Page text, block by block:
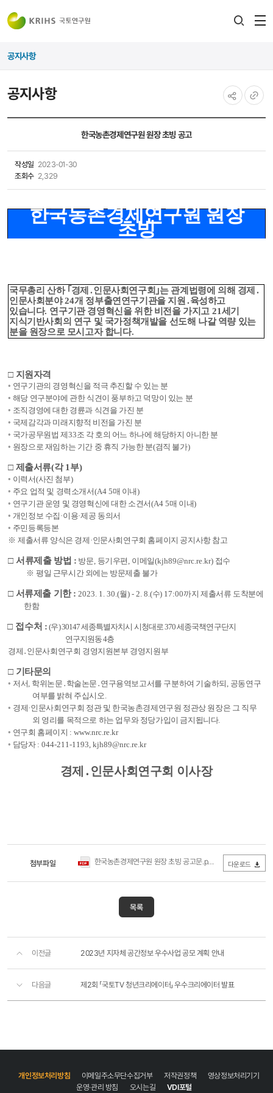
공지사항
공지사항
한국농촌경제연구원 원장 초빙 공고
작성일 2023-01-30
조회수 2,329
한국농촌경제연구원 원장
초빙
국무총리 산하 ｢ 경제 ․인문사회연구회 ｣는 관계법령에 의해 경제 ․
인문사회분야24개 정부출연연구기관을 지원 ․육성하고
있습니다. 연구기관 경영혁신을 위한 비전을 가지고 21세기
지식기반사회의 연구 및 국가정책개발을 선도해 나갈 역량 있는
분을 원장으로 모시고자 합니다.
□ 지원자격
◦ 연구기관의 경영혁신을 적극 추진할 수 있는 분
◦ 해당 연구분야에 관한 식견이 풍부하고 덕망이 있는 분
◦ 조직경영에 대한 경륜과 식견을 가진 분
◦ 국제감각과 미래지향적 비전을 가진 분
◦ 국가공무원법 제 33조 각 호의 어느 하나에 해당하지 아니한 분
◦ 원장으로 재임하는 기간 중 휴직 가능한 분(겸직 불가)
□ 제출서류(각1 부)
◦ 이력서 (사진 첨부)
◦ 주요 업적 및 경력소개서 (A4 5매 이내)
◦ 연구기관 운영 및 경영혁신에 대한 소견서(A4 5매 이내)
◦ 개인정보 수집 ·이용·제공 동의서
◦ 주민등록등본
※ 제출서류 양식은 경제 ·인문사회연구회 홈페이지 공지사항 참고
□ 서류제출 방법 : 방문, 등기우편 , 이메일(kjh89@nrc.re.kr) 접수
※ 평일 근무시간 외에는 방문제출 불가
□ 서류제출 기한: 2023. 1. 30.(월) - 2. 8.(수) 17:00까지 제출서류 도착분에
한함
□ 접수처 : (우) 30147세종특별자치시 시청대로370세종국책연구단지
연구지원동4층
경제 ․ 인문사회연구회 경영지원본부 경영지원부
□ 기타문의
◦ 저서 , 학위논문 ․ 학술논문 ․ 연구용역보고서를 구분하여 기술하되 , 공동연구
여부를 밝혀 주십시오.
◦ 경제 ·인문사회연구회 정관 및 한국농촌경제연구원 정관상 원장은 그 직무
외 영리를 목적으로 하는 업무와 정당가입이 금지됩니다.
◦ 연구회 홈페이지 :www.nrc.re.kr
◦ 담당자 :044-211-1193, kjh89@nrc.re.kr
경제 ․ 인문사회연구회 이사장
첨부파일 한국농촌경제연구원 원장 초빙 공고문.pdf (96.95KB / 다운로드 481
다운로드
목록
이전글 2023년 지자체 공간정보 우수사업 공모 계획 안내
다음글 제2회 「국토TV 청년크리에이터」 우수크리에이터 발표
개인정보처리방침 이메일주소무단수집거부 저작권정책
영상정보처리기기
운영·관리 방침
오시는길 VDI포털